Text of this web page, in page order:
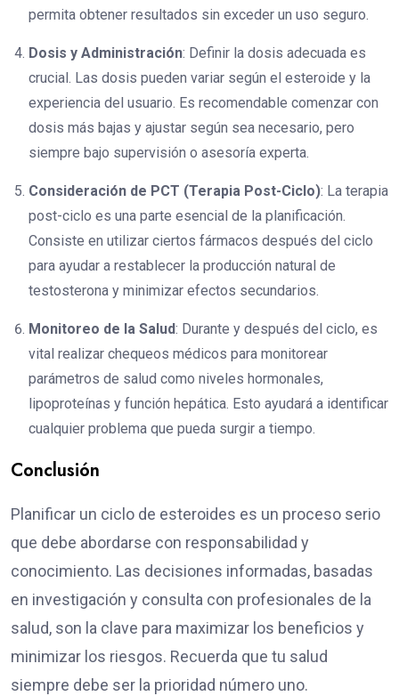
permita obtener resultados sin exceder un uso seguro.
Dosis y Administración: Definir la dosis adecuada es
crucial. Las dosis pueden variar según el esteroide y la
experiencia del usuario. Es recomendable comenzar con
dosis más bajas y ajustar según sea necesario, pero
siempre bajo supervisión o asesoría experta.
Consideración de PCT (Terapia Post-Ciclo): La terapia
post-ciclo es una parte esencial de la planificación.
Consiste en utilizar ciertos fármacos después del ciclo
para ayudar a restablecer la producción natural de
testosterona y minimizar efectos secundarios.
Monitoreo de la Salud: Durante y después del ciclo, es
vital realizar chequeos médicos para monitorear
parámetros de salud como niveles hormonales,
lipoproteínas y función hepática. Esto ayudará a identificar
cualquier problema que pueda surgir a tiempo.
Conclusión
Planificar un ciclo de esteroides es un proceso serio
que debe abordarse con responsabilidad y
conocimiento. Las decisiones informadas, basadas
en investigación y consulta con profesionales de la
salud, son la clave para maximizar los beneficios y
minimizar los riesgos. Recuerda que tu salud
siempre debe ser la prioridad número uno.